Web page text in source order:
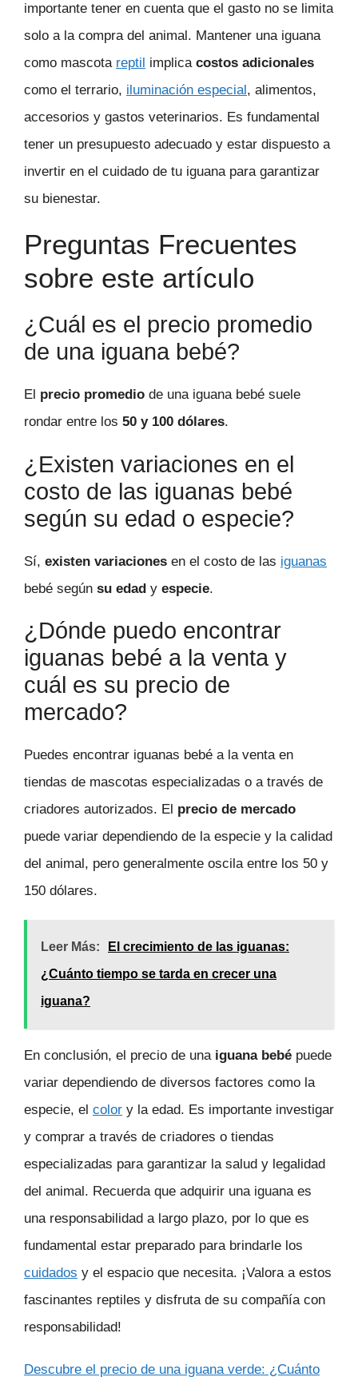
importante tener en cuenta que el gasto no se limita
solo a la compra del animal. Mantener una iguana
como mascota reptil implica costos adicionales
como el terrario, iluminación especial , alimentos,
accesorios y gastos veterinarios. Es fundamental
tener un presupuesto adecuado y estar dispuesto a
invertir en el cuidado de tu iguana para garantizar
su bienestar.
Preguntas Frecuentes
sobre este artículo
¿Cuál es el precio promedio
de una iguana bebé?
El precio promedio de una iguana bebé suele
rondar entre los 50 y 100 dólares.
¿Existen variaciones en el
costo de las iguanas bebé
según su edad o especie?
Sí, existen variaciones en el costo de las iguanas
bebé según su edad y especie.
¿Dónde puedo encontrar
iguanas bebé a la venta y
cuál es su precio de
mercado?
Puedes encontrar iguanas bebé a la venta en
tiendas de mascotas especializadas o a través de
criadores autorizados. El precio de mercado
puede variar dependiendo de la especie y la calidad
del animal, pero generalmente oscila entre los 50 y
150 dólares.
Leer Más:
El crecimiento de las iguanas:
¿Cuánto tiempo se tarda en crecer una
iguana?
En conclusión, el precio de una iguana bebé puede
variar dependiendo de diversos factores como la
especie, el color y la edad. Es importante investigar
y comprar a través de criadores o tiendas
especializadas para garantizar la salud y legalidad
del animal. Recuerda que adquirir una iguana es
una responsabilidad a largo plazo, por lo que es
fundamental estar preparado para brindarle los
cuidados y el espacio que necesita. ¡Valora a estos
fascinantes reptiles y disfruta de su compañía con
responsabilidad!
Descubre el precio de una iguana verde: ¿Cuánto